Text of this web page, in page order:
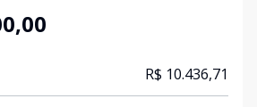
R$ 10.436,71